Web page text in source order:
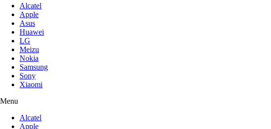
Alcatel
Apple
Asus
Huawei
LG
Meizu
Nokia
Samsung
Sony
Xiaomi
Menu
Alcatel
Apple